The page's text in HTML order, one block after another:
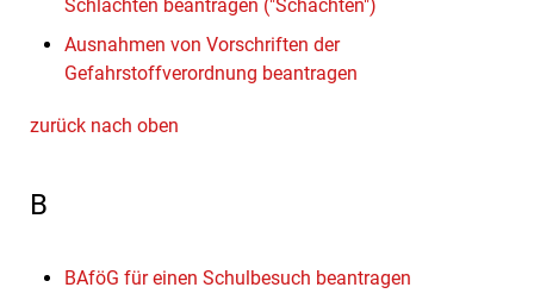
Schlachten beantragen ("Schächten")
Ausnahmen von Vorschriften der
Gefahrstoffverordnung beantragen
zurück nach oben
B
BAföG für einen Schulbesuch beantragen